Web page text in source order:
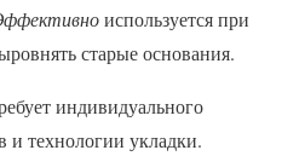
используется при
старые основания.
индивидуального
и технологии укладки.